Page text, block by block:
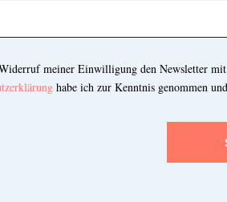
meiner Einwilligung den Newsletter
habe ich zur Kenntnis genommen